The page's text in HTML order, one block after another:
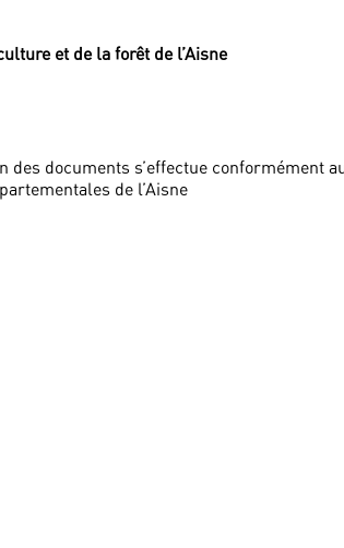
et de la forêt de l’Aisne
des documents s’effectue conformément
de l’Aisne